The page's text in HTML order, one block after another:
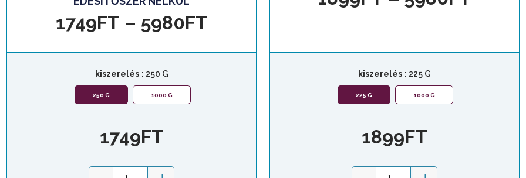
1749FT – 5980FT
kiszerelés : 250 G
250 G 1000 G
1749FT
kiszerelés : 225 G
225 G 1000 G
1899FT